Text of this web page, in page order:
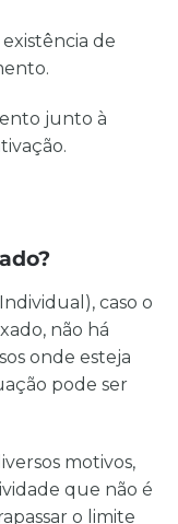
de
junto à
caso o
não há
onde esteja
pode ser
motivos,
que não é
o limite